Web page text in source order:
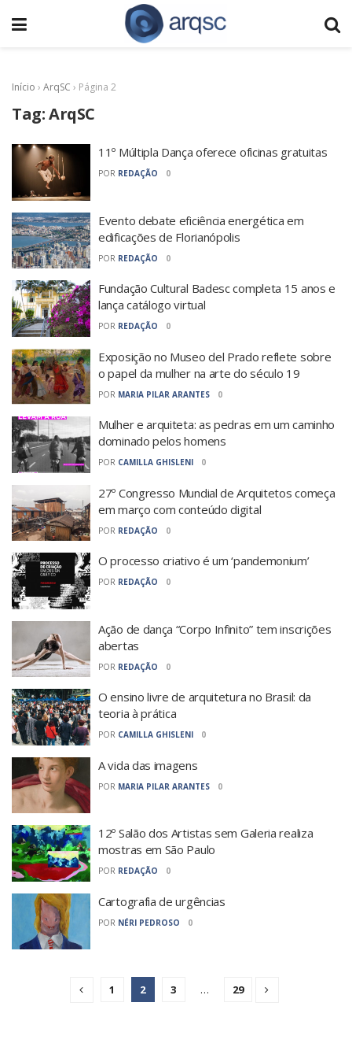
Início › ArqSC › Página 2
Tag:ArqSC
11º Múltipla Dança oferece oficinas gratuitas
POR REDAÇÃO 0
Evento debate eficiência energética em
edificações de Florianópolis
POR REDAÇÃO 0
Fundação Cultural Badesc completa 15 anos e
lança catálogo virtual
POR REDAÇÃO 0
Exposição no Museo del Prado reflete sobre
o papel da mulher na arte do século 19
POR MARIA PILAR ARANTES 0
Mulher e arquiteta: as pedras em um caminho
dominado pelos homens
POR CAMILLA GHISLENI 0
27º Congresso Mundial de Arquitetos começa
em março com conteúdo digital
POR REDAÇÃO 0
O processo criativo é um ‘pandemonium’
POR REDAÇÃO 0
Ação de dança “Corpo Infinito” tem inscrições
abertas
POR REDAÇÃO 0
O ensino livre de arquitetura no Brasil: da
teoria à prática
POR CAMILLA GHISLENI 0
A vida das imagens
POR MARIA PILAR ARANTES 0
12º Salão dos Artistas sem Galeria realiza
mostras em São Paulo
POR REDAÇÃO 0
Cartografia de urgências
POR NÉRI PEDROSO 0
1 2 3 … 29